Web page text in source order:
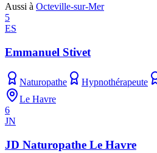
Aussi à Octeville-sur-Mer
5
ES
Emmanuel Stivet
Naturopathe Hypnothérapeute
Le Havre
6
JN
JD Naturopathe Le Havre